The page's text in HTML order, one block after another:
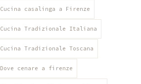
Cucina casalinga a Firenze
Cucina Tradizionale Italiana
Cucina Tradizionale Toscana
Dove cenare a firenze